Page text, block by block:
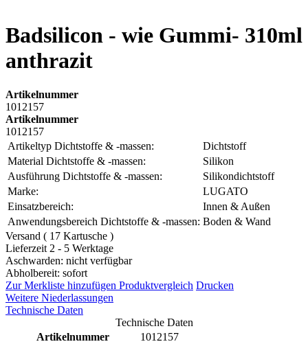
Badsilicon - wie Gummi- 310ml
anthrazit
Artikelnummer
1012157
Artikelnummer
1012157
Artikeltyp Dichtstoffe & -massen:
Dichtstoff
Material Dichtstoffe & -massen:
Silikon
Ausführung Dichtstoffe & -massen:
Silikondichtstoff
Marke:
LUGATO
Einsatzbereich:
Innen & Außen
Anwendungsbereich Dichtstoffe & -massen: Boden & Wand
Versand ( 17 Kartusche )
Lieferzeit 2 - 5 Werktage
Aschwarden: nicht verfügbar
Abholbereit: sofort
Zur Merkliste hinzufügen Produktvergleich Drucken
Weitere Niederlassungen
Technische Daten
Technische Daten
Artikelnummer
1012157